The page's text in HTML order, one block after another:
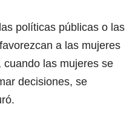
políticas públicas o las
a las mujeres
cuando las mujeres se
decisiones, se